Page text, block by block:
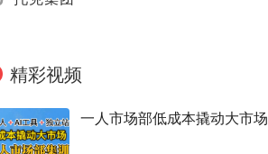
精彩视频
一人市场部低成本撬动大市场